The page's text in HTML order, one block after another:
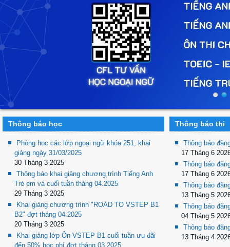
Thông báo học
Phòng học các lớp ngoại ngữ khóa 251, khai
giảng ngày 31/03/2025
30 Tháng 3 2025
Thông báo khai giảng chương trình Tiếng Anh
Trẻ em và cuối tuần tháng 04.2025
29 Tháng 3 2025
Khai giảng chương trình "ROAD TO VSTEP B1
B2" đợt tháng 04.2025
20 Tháng 3 2025
Khai giảng lớp Ôn VSTEP B1 cuối tuần ưu đãi
đến 50% học phí đợt tháng 03.2025
Thông báo thi
Thông báo
17 Tháng 6
Thông báo
17 Tháng 6
Thông báo
13 Tháng 5
Thông báo
04 Tháng 5
Thông báo
13 Tháng 4